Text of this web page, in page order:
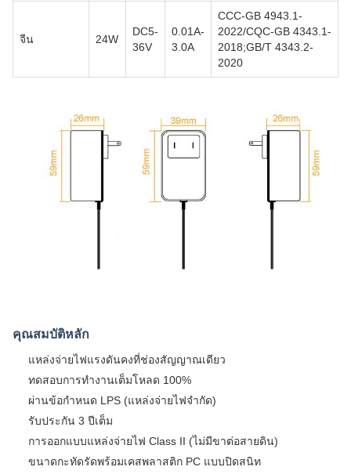
จีน 24W
DC5-
36V
0.01A-
3.0A
CCC-GB 4943.1-
2022/CQC-GB 4343.1-
2018;GB/T 4343.2-
2020
คุณสมบัติหลัก
แหล่งจ่ายไฟแรงดันคงที่ช่องสัญญาณเดียว
ทดสอบการทำงานเต็มโหลด 100%
ผ่านข้อกำหนด LPS (แหล่งจ่ายไฟจำกัด)
รับประกัน 3 ปีเต็ม
การออกแบบแหล่งจ่ายไฟ Class II (ไม่มีขาต่อสายดิน)
ขนาดกะทัดรัดพร้อมเคสพลาสติก PC แบบปิดสนิท